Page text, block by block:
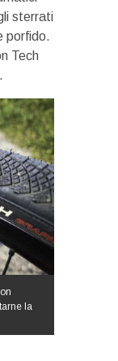
sterrati
porfido.
Tech
.
la